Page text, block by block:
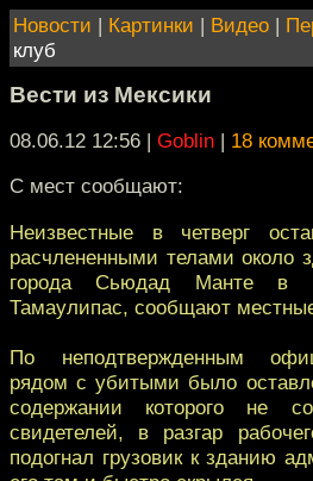
Новости | Картинки | Видео |
клуб
Вести из Мексики
08.06.12 12:56 | Goblin | 18
С мест сообщают:
Неизвестные в четверг
расчлененными телами около
города Сьюдад Манте в
Тамаулипас, сообщают
По неподтвержденным
рядом с убитыми было
содержании которого не
свидетелей, в разгар
подогнал грузовик к зданию